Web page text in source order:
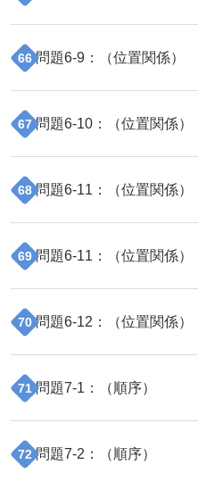
66 問題6-9 ：（位置関係）
67 問題6-10 ：（位置関係）
68 問題6-11 ：（位置関係）
69 問題6-11 ：（位置関係）
70 問題6-12 ：（位置関係）
71 問題7-1 ：（順序）
72 問題7-2 ：（順序）